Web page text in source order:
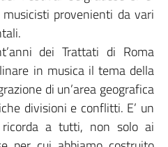
provenienti da vari
dei Trattati di Roma
in musica il tema della
di un’area geografica
divisioni e conflitti. E’ un
a tutti, non solo ai